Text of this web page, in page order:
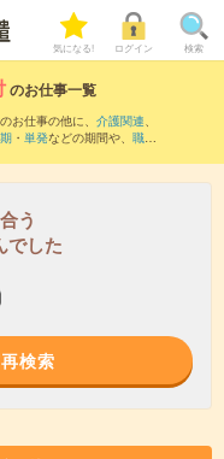
気になる! ログイン 検索
のお仕事一覧
お仕事の他に、 介護関連、
・ 単発などの期間や、 職種
う
でした
検索